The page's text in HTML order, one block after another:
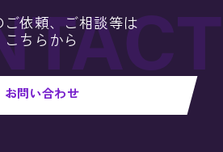
ご依頼、ご相談等は
こちらから
お問い合わせ